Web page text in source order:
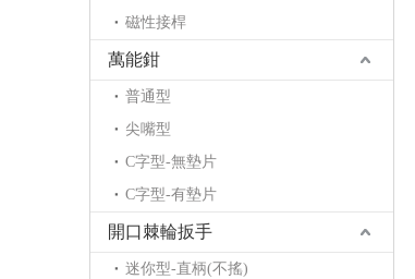
磁性接桿
萬能鉗
普通型
尖嘴型
C字型-無墊片
C字型-有墊片
開口棘輪扳手
迷你型-直柄(不搖)